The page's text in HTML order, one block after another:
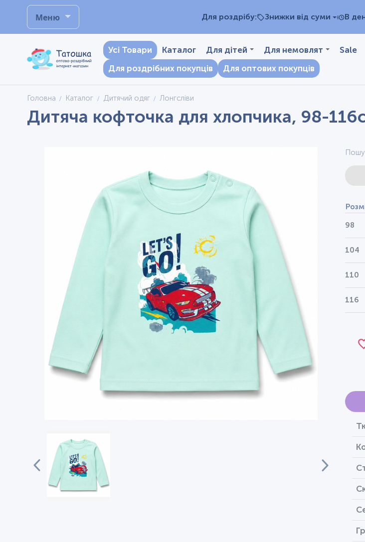
Меню Для роздрібу: Знижки від суми В
Усі Товари Каталог Для дітей Для немовлят
Sale
Для роздрібних покупців
Для оптових покупців
Головна Каталог Дитячий одяг Лонгсліви
Дитяча кофточка для хлопчика, 98-
98
104
110
116